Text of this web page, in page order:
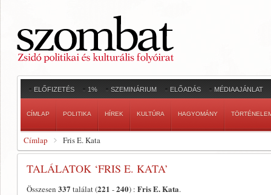
ELŐFIZETÉS 1% SZEMINÁRIUM ELŐADÁS MÉDIAAJÁNLAT
CÍMLAP POLITIKA HÍREK KULTÚRA HAGYOMÁNY
Címlap Fris E. Kata
TALÁLATOK ‘FRIS E. KATA’
Összesen 337 találat (221 -240) : Fris E. Kata.